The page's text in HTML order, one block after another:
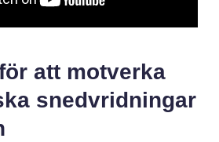
att motverka
snedvridningar